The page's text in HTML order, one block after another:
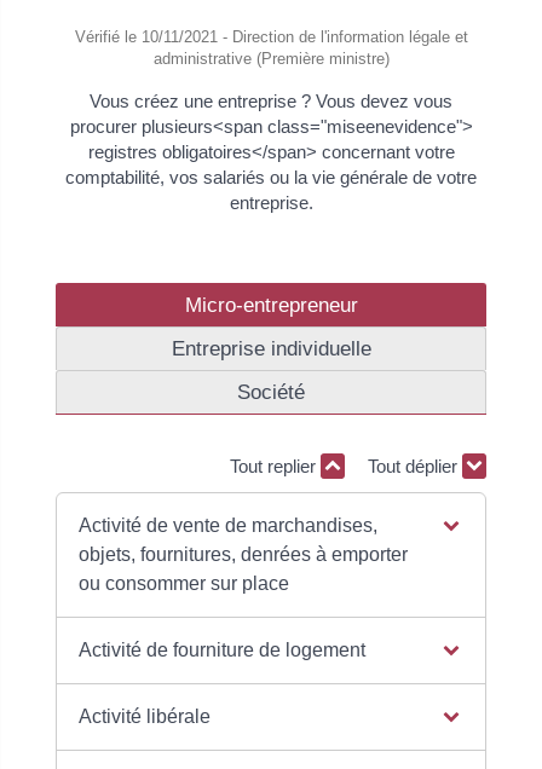
Vérifié le 10/11/2021 - Direction de l'information légale et
administrative (Première ministre)
Vous créez une entreprise ? Vous devez vous
procurer plusieurs<span class="miseenevidence">
registres obligatoires</span> concernant votre
comptabilité, vos salariés ou la vie générale de votre
entreprise.
Micro-entrepreneur
Entreprise individuelle
Société
Tout replier Tout déplier
Activité de vente de marchandises,
objets, fournitures, denrées à emporter
ou consommer sur place
Activité de fourniture de logement
Activité libérale